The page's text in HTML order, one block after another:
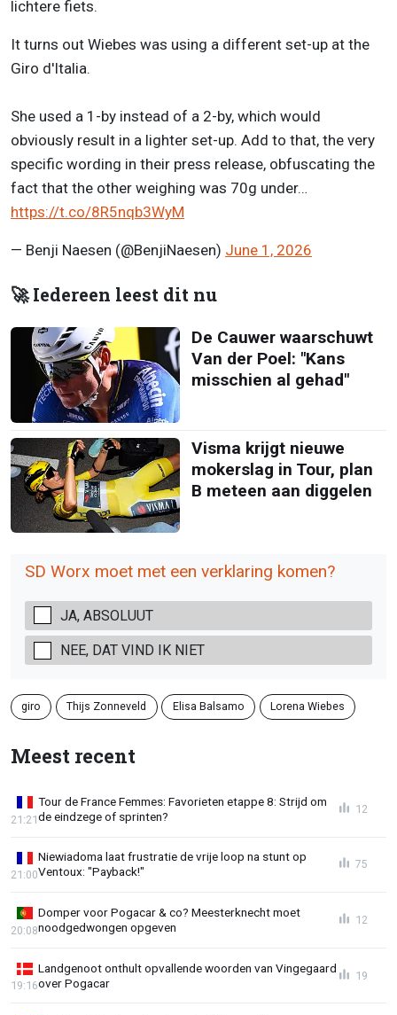
lichtere fiets.
It turns out Wiebes was using a different set-up at the
Giro d'Italia.
She used a 1-by instead of a 2-by, which would
obviously result in a lighter set-up. Add to that, the very
specific wording in their press release, obfuscating the
fact that the other weighing was 70g under…
https://t.co/8R5nqb3WyM
— Benji Naesen (@BenjiNaesen) June 1, 2026
🚀 Iedereen leest dit nu
De Cauwer waarschuwt
Van der Poel: "Kans
misschien al gehad"
Visma krijgt nieuwe
mokerslag in Tour, plan
B meteen aan diggelen
SD Worx moet met een verklaring komen?
JA, ABSOLUUT
NEE, DAT VIND IK NIET
giro Thijs Zonneveld Elisa Balsamo Lorena Wiebes
Meest recent
Tour de France Femmes: Favorieten etappe 8: Strijd om
de eindzege of sprinten?
21:21
12
Niewiadoma laat frustratie de vrije loop na stunt op
Ventoux: "Payback!"
21:00
75
Domper voor Pogacar & co? Meesterknecht moet
noodgedwongen opgeven
20:08
12
Landgenoot onthult opvallende woorden van Vingegaard
over Pogacar
19:16
19